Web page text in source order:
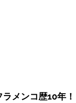
ラメンコ歴10年